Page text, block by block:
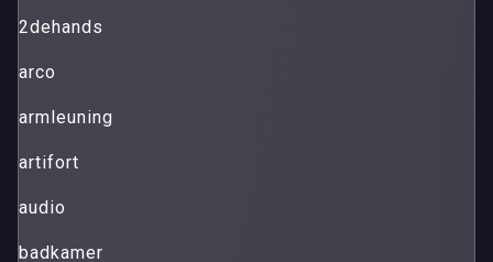
2dehands
arco
armleuning
artifort
audio
badkamer